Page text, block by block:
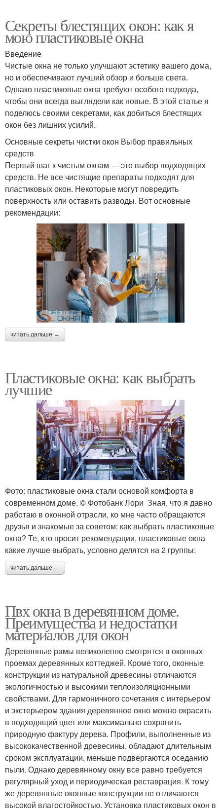
Окна без разводов Окна на высоких этажах
Секреты блестящих окон: как я
мою пластиковые окна
Введение
Чистые окна не только улучшают эстетику вашего дома,
но и обеспечивают лучший обзор и больше света.
Однако пластиковые окна требуют особого подхода,
чтобы они всегда выглядели как новые. В этой статье я
поделюсь своими секретами, как добиться блестящих
окон без лишних усилий.
Основные секреты чистки окон Выбор правильных
средств
Первый шаг к чистым окнам — это выбор подходящих
средств. Не все чистящие препараты подходят для
пластиковых окон. Некоторые могут повредить
поверхность или оставить разводы. Вот основные
рекомендации:
читать дальше →
Пластиковые окна: как выбрать
лучшие
Фото: пластиковые окна стали основой комфорта в
современном доме. © Фотобанк Лори Зная, что я давно
работаю в оконной отрасли, ко мне часто обращаются
друзья и знакомые за советом: как выбрать пластиковые
окна? Те, кто просит рекомендации, пластиковые окна
какие лучше выбрать, условно делятся на 2 группы:
читать дальше →
Пвх окна в деревянном доме.
Преимущества и недостатки
материалов для окон
Деревянные рамы великолепно смотрятся в оконных
проемах деревянных коттеджей. Кроме того, оконные
конструкции из натуральной древесины отличаются
экологичностью и высокими теплоизоляционными
свойствами. Для гармоничного сочетания с интерьером
и экстерьером здания деревянное окно можно окрасить
в подходящий цвет или максимально сохранить
природную фактуру дерева. Профили, выполненные из
высококачественной древесины, обладают длительным
сроком эксплуатации, меньше подвергаются оседанию
пыли. Однако деревянному окну все равно требуется
регулярный уход и периодическая реставрация. К тому
же деревянные оконные конструкции не отличаются
высокой влагостойкостью. Установка пластиковых окон в